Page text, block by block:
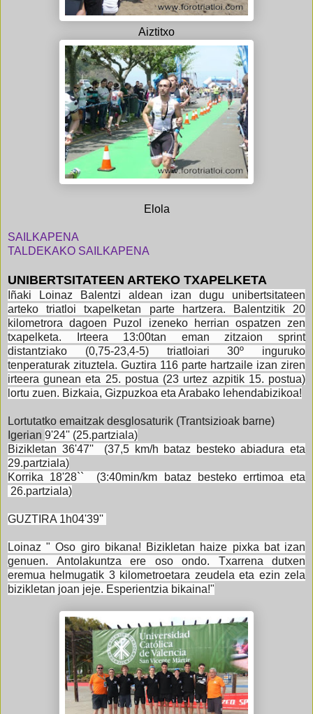
Aiztitxo
Elola
SAILKAPENA
TALDEKAKO SAILKAPENA
UNIBERTSITATEEN ARTEKO TXAPELKETA
Iñaki Loinaz Balentzi aldean izan dugu unibertsitateen
arteko triatloi txapelketan parte hartzera. Balentzitik 20
kilometrora dagoen Puzol izeneko herrian ospatzen zen
txapelketa. Irteera 13:00tan eman zitzaion sprint
distantziako (0,75-23,4-5) triatloiari 30º inguruko
tenperaturak zituztela. Guztira 116 parte hartzaile izan ziren
irteera gunean eta 25. postua (23 urtez azpitik 15. postua)
lortu zuen. Bizkaia, Gizpuzkoa eta Arabako lehendabizikoa!
Lortutatko emaitzak desglosaturik (Trantsizioak barne)
Igerian 9'24'' (25.partziala)
Bizikletan 36'47'' (37,5 km/h bataz besteko abiadura eta
29.partziala)
Korrika 18'28`` (3:40min/km bataz besteko errtimoa eta
26.partziala)
GUZTIRA 1h04'39''
Loinaz " Oso giro bikana! Bizikletan haize pixka bat izan
genuen. Antolakuntza ere oso ondo. Txarrena dutxen
eremua helmugatik 3 kilometroetara zeudela eta ezin zela
bizikletan joan jeje. Esperientzia bikaina!"